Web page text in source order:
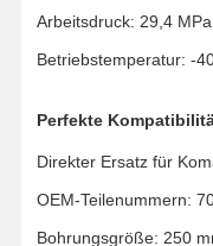
Arbeitsdruck: 29,4
Betriebstemperatur: -
Perfekte
Direkter Ersatz für
OEM-Teilenummern:
Bohrungsgröße: 250